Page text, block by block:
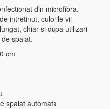
din microfibra.
intretinut, culorile vii
chiar si dupa utilizari
spalat.
cm
spalat automata